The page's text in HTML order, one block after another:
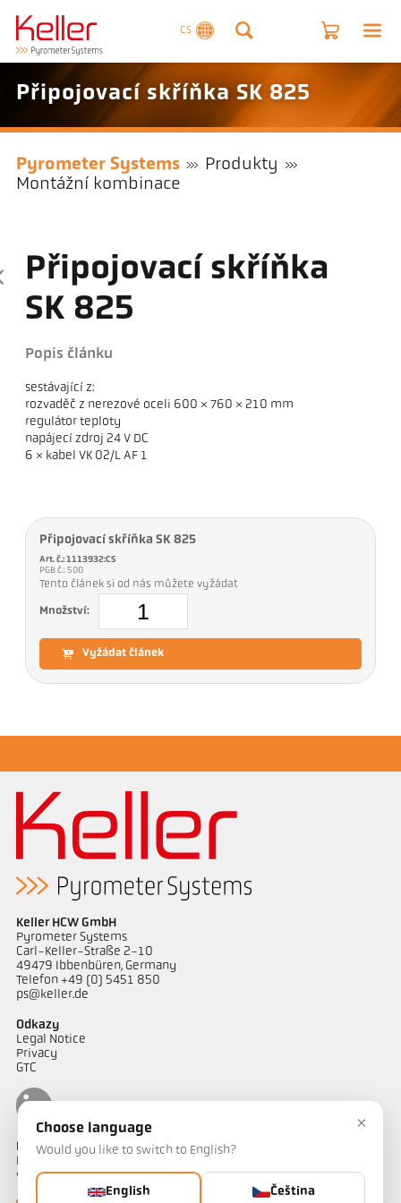
CS
Připojovací skříňka SK 825
Pyrometer Systems
Produkty
Montážní kombinace
Připojovací skříňka
SK 825
Popis článku
sestávající z:
rozvaděč z nerezové oceli 600 × 760 × 210 mm
regulátor teploty
napájecí zdroj 24 V DC
6 × kabel VK 02/L AF 1
Připojovací skříňka SK 825
Art. č.: 1113932:CS
PGB č.: 500
Tento článek si od nás můžete vyžádat
Množství:
Vyžádat článek
Keller HCW GmbH
Pyrometer Systems
Carl-Keller-Straße 2-10
49479 Ibbenbüren, Germany
Telefon +49 (0) 5451 850
ps@keller.de
Odkazy
Legal Notice
Privacy
GTC
Kontakt
Máte dotazy ohledně našich řešení pro měření teploty? Náš tým
vám bude rád nápomocen.
×
Choose language
Would you like to switch to English?
English Čeština